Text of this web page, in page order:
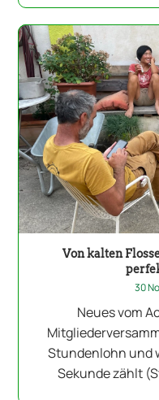
Von kalten
30
Neues vom
Stundenlohn und
Sekunde zählt